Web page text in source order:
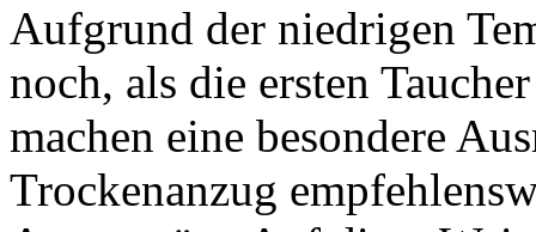
Aufgrund der niedrigen
noch, als die ersten
machen eine besondere
Trockenanzug